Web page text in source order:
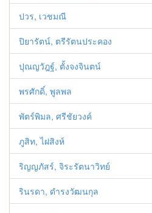
ปวร, เวชมณี
ปิยารัตน์, ตรีรัตนประคอง
ปุณญวัฎฐ์, ตั้งจงจินตน์
พรศักดิ์, พูลพล
พัตร์พิมล, ศรีชัยวงค์
ภูสิท, ไฝสิงห์
ริญญภัสร์, จิระรัตนาวิทย์
รินรดา, ดำรงวัฒนกุล